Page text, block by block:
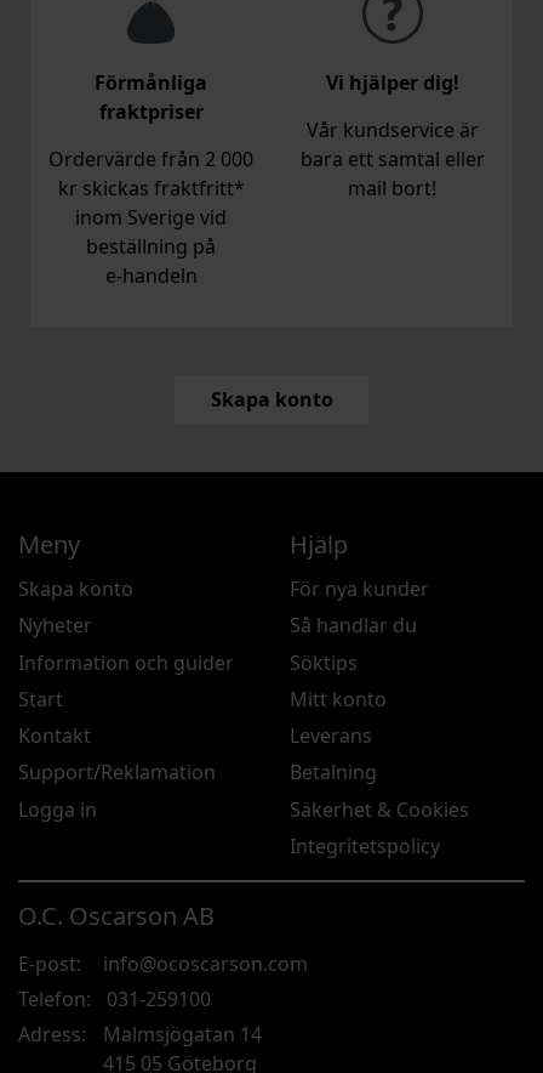
Förmånliga
fraktpriser
Ordervärde från 2 000
kr skickas fraktfritt*
inom Sverige vid
beställning på
e‑handeln
Vi hjälper dig!
Vår kundservice är
bara ett samtal eller
mail bort!
Skapa konto
O.C. Oscarson AB
E-post:
info@ocoscarson.com
Telefon:
031-259100
Adress:
Malmsjögatan 14
415 05 Göteborg
Meny
Skapa konto
Nyheter
Information och guider
Start
Kontakt
Support/Reklamation
Logga in
Hjälp
För nya kunder
Så handlar du
Söktips
Mitt konto
Leverans
Betalning
Säkerhet & Cookies
Integritetspolicy